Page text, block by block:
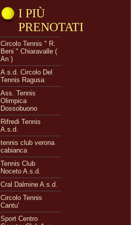
I PIÙ
PRENOTATI
Circolo Tennis " R.
Beni " Chiaravalle (
An )
A.s.d. Circolo Del
Tennis Ragusa
Ass. Tennis
Olimpica
Dossobuono
Rifredi Tennis
A.s.d.
tennis club verona
cabianca
Tennis Club
Noceto A.s.d.
Cral Dalmine A.s.d.
Circolo Tennis
Cantu'
Sport Centro